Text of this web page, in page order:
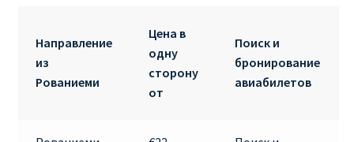
ВЫБОР И БРОНИРОВАНИЯ МЕСТ В RYANAIR
ЗАДЕРЖКА, ОТМЕНА, ПЕРЕНОС РЕЙСОВ RYANAIR
ИЗМЕНЕНИЕ БРОНИРОВАНИЯ
Направление
из
Рованиеми
Цена в
одну
сторону
от
Поиск и
бронирование
авиабилетов